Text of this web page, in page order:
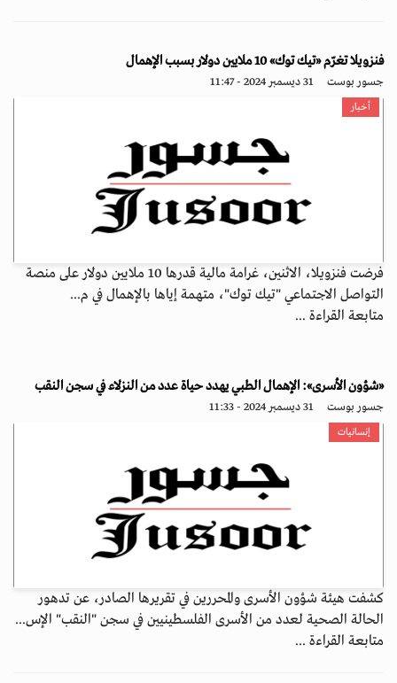
فنزويلا تغرّم «تيك توك» 10 ملايين دولار بسبب الإهمال
جسور بوست 31 ديسمبر 2024 - 11:47
أخبار
فرضت فنزويلا، الاثنين، غرامة مالية قدرها 10 ملايين دولار على منصة
التواصل الاجتماعي "تيك توك"، متهمة إياها بالإهمال في م...
متابعة القراءة ...
«شؤون الأسرى»: الإهمال الطبي يهدد حياة عدد من النزلاء في سجن النقب
جسور بوست 31 ديسمبر 2024 - 11:33
إنسانيات
كشفت هيئة شؤون الأسرى والمحررين في تقريرها الصادر، عن تدهور
الحالة الصحية لعدد من الأسرى الفلسطينيين في سجن "النقب" الإس...
متابعة القراءة ...